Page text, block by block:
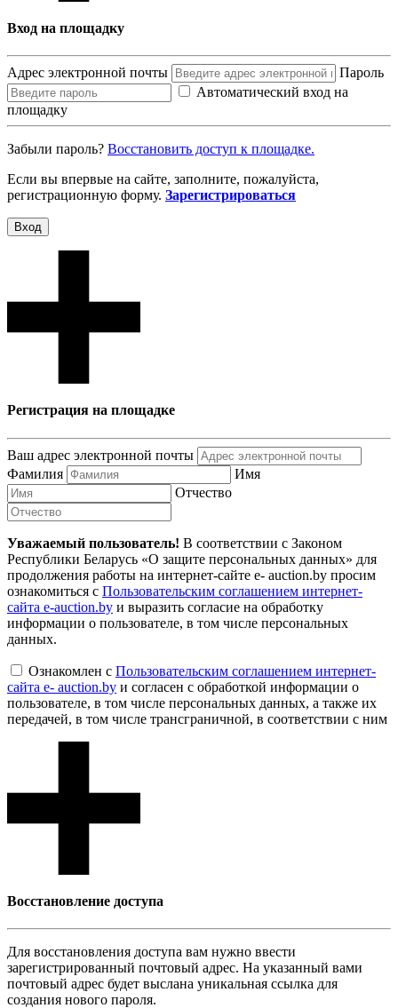
Вход на площадку
Адрес электронной почты
Пароль
Автоматический вход на
площадку
Забыли пароль? Восcтановить доступ к площадке.
Если вы впервые на сайте, заполните, пожалуйста,
регистрационную форму. Зарегистрироваться
Вход
Регистрация на площадке
Ваш адрес электронной почты
Фамилия
Имя
Отчество
Уважаемый пользователь! В соответствии с Законом
Республики Беларусь «О защите персональных данных» для
продолжения работы на интернет-сайте e- auction.by просим
ознакомиться с Пользовательским соглашением интернет-
сайта e-auction.by и выразить согласие на обработку
информации о пользователе, в том числе персональных
данных.
Ознакомлен с Пользовательским соглашением интернет-
сайта e- auction.by и согласен с обработкой информации о
пользователе, в том числе персональных данных, а также их
передачей, в том числе трансграничной, в соответствии с ним
Восcтановление доступа
Для восcтановления доступа вам нужно ввести
зарегистрированный почтовый адрес. На указанный вами
почтовый адрес будет выслана уникальная ссылка для
создания нового пароля.